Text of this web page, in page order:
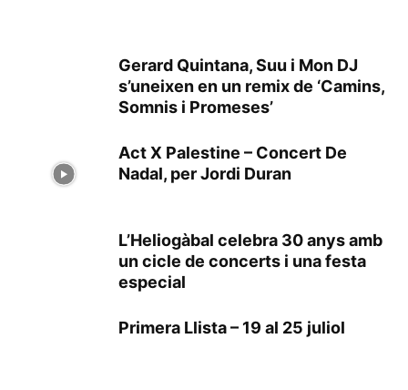
Gerard Quintana, Suu i Mon DJ
s’uneixen en un remix de ‘Camins,
Somnis i Promeses’
Act X Palestine – Concert De
Nadal, per Jordi Duran
L’Heliogàbal celebra 30 anys amb
un cicle de concerts i una festa
especial
Primera Llista – 19 al 25 juliol